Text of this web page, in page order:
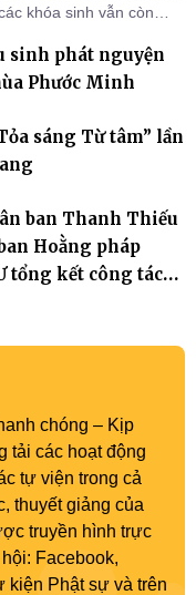
khóa sinh vẫn còn
đã trở thành hành
l
sinh phát nguyện
Phước Minh
sáng Từ tâm” lần
ban Thanh Thiếu
Hoằng pháp
tổng kết công tác
chóng – Kịp
tải các hoạt động
tự viện trong cả
thuyết giảng của
truyền hình trực
Facebook,
kiện Phật sự và trên